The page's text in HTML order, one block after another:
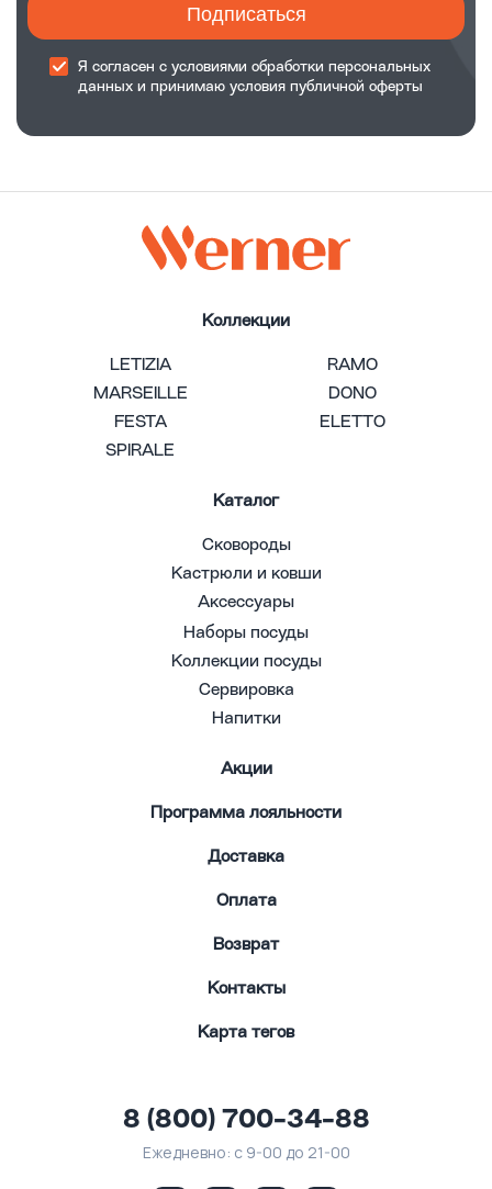
Подписаться
Я согласен с условиями обработки персональных
данных и принимаю условия публичной оферты
Коллекции
LETIZIA
RAMO
MARSEILLE
DONO
FESTA
ELETTO
SPIRALE
Каталог
Сковороды
Кастрюли и ковши
Аксессуары
Наборы посуды
Коллекции посуды
Сервировка
Напитки
Акции
Программа лояльности
Доставка
Оплата
Возврат
Контакты
Карта тегов
8 (800) 700-34-88
Ежедневно: с 9-00 до 21-00